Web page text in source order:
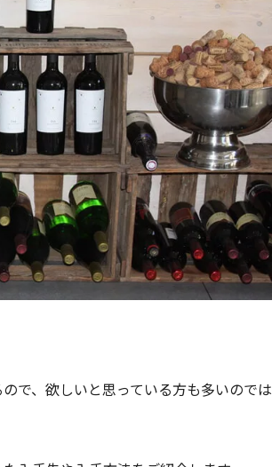
で、欲しいと思っている方も多いのでは